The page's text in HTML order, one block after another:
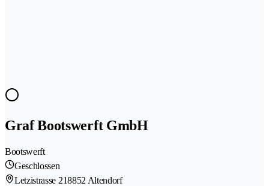
Graf Bootswerft GmbH
Bootswerft
Geschlossen
Letzistrasse 218852 Altendorf